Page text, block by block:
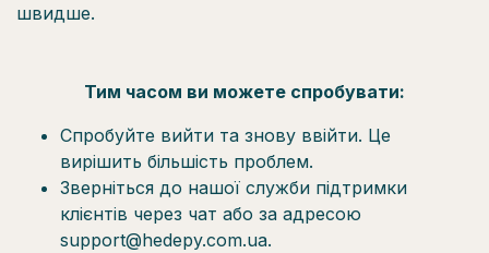
швидше.
Тим часом ви можете спробувати:
Спробуйте вийти та знову ввійти. Це
вирішить більшість проблем.
Зверніться до нашої служби підтримки
клієнтів через чат або за адресою
support@hedepy.com.ua.